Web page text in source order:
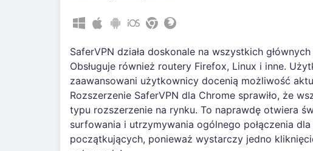
SaferVPN działa doskonale na wszystkich
Obsługuje również routery Firefox, Linux i inne.
zaawansowani użytkownicy docenią możliwość
Rozszerzenie SaferVPN dla Chrome sprawiło, że
typu rozszerzenie na rynku. To naprawdę otwiera
surfowania i utrzymywania ogólnego połączenia
początkujących, ponieważ wystarczy jedno